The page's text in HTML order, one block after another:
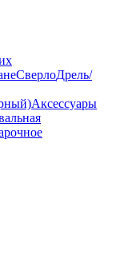
СверлоДрель/
Аксессуары